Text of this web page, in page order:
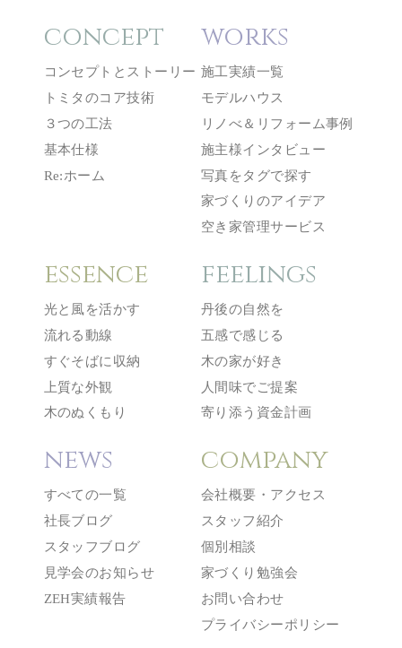
concept
コンセプトとストーリー
トミタのコア技術
３つの工法
基本仕様
Re:ホーム
works
施工実績一覧
モデルハウス
リノべ＆リフォーム事例
施主様インタビュー
写真をタグで探す
家づくりのアイデア
空き家管理サービス
essence
光と風を活かす
流れる動線
すぐそばに収納
上質な外観
木のぬくもり
feelings
丹後の自然を
五感で感じる
木の家が好き
人間味でご提案
寄り添う資金計画
news
すべての一覧
社長ブログ
スタッフブログ
見学会のお知らせ
ZEH実績報告
company
会社概要・アクセス
スタッフ紹介
個別相談
家づくり勉強会
お問い合わせ
プライバシーポリシー